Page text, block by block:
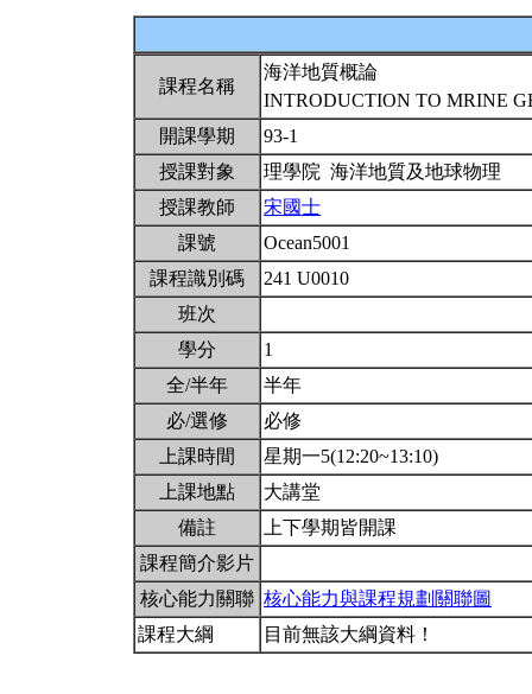
課程名稱
海洋地質概論
INTRODUCTION TO MRINE
開課學期
93-1
授課對象
理學院 海洋地質及地球物理
授課教師
宋國士
課號
Ocean5001
課程識別碼
241 U0010
班次
學分
1
全/半年
半年
必/選修
必修
上課時間
星期一5(12:20~13:10)
上課地點
大講堂
備註
上下學期皆開課
課程簡介影片
核心能力關聯 核心能力與課程規劃關聯圖
課程大綱
目前無該大綱資料！